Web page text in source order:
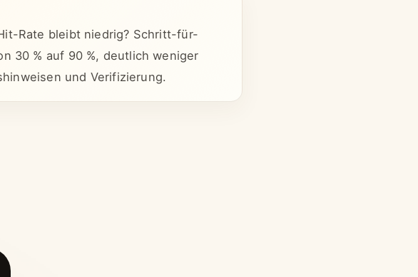
Rate bleibt niedrig? Schritt-für-
30 % auf 90 %, deutlich weniger
und Verifizierung.